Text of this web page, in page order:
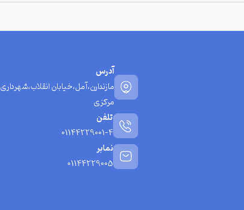
آدرس
مازندارن،آمل،خیابان انقلاب،شهرداری
مرکزی
تلفن
01144229001-4
نمابر
01144229005